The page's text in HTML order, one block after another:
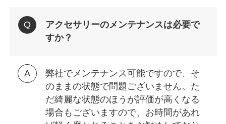
アクセサリーのメンテナンスは必要で
すか？
弊社でメンテナンス可能ですので、そ
のままの状態で問題ございません。た
だ綺麗な状態のほうが評価が高くなる
場合もございますので、お時間があれ